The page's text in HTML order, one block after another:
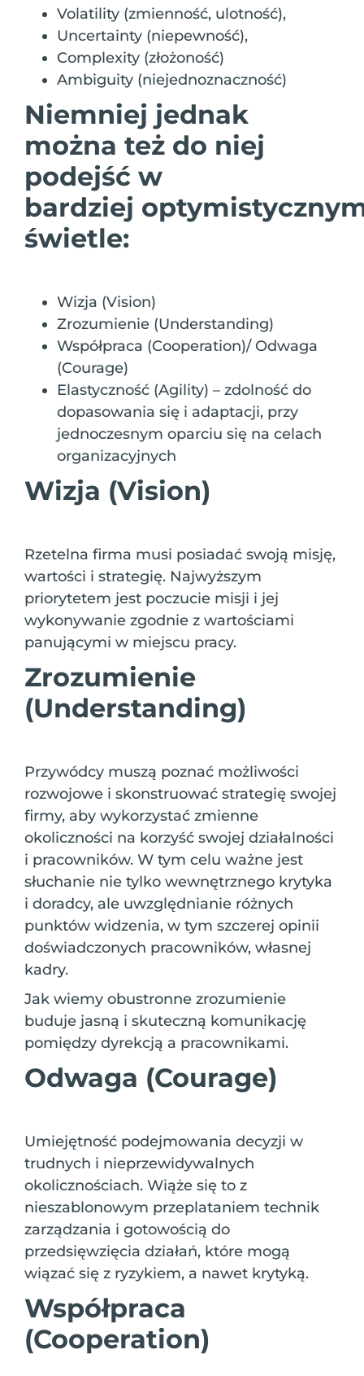
Volatility (zmienność, ulotność),
Uncertainty (niepewność),
Complexity (złożoność)
Ambiguity (niejednoznaczność)
Niemniej jednak
można też do niej
podejść w
bardziej
świetle:
Wizja (Vision)
Zrozumienie (Understanding)
Współpraca (Cooperation)/ Odwaga
(Courage)
Elastyczność (Agility) – zdolność do
dopasowania się i adaptacji, przy
jednoczesnym oparciu się na celach
organizacyjnych
Wizja (Vision)
Rzetelna firma musi posiadać swoją misję,
wartości i strategię. Najwyższym
priorytetem jest poczucie misji i jej
wykonywanie zgodnie z wartościami
panującymi w miejscu pracy.
Zrozumienie
(Understanding)
Przywódcy muszą poznać możliwości
rozwojowe i skonstruować strategię swojej
firmy, aby wykorzystać zmienne
okoliczności na korzyść swojej działalności
i pracowników. W tym celu ważne jest
słuchanie nie tylko wewnętrznego krytyka
i doradcy, ale uwzględnianie różnych
punktów widzenia, w tym szczerej opinii
doświadczonych pracowników, własnej
kadry.
Jak wiemy obustronne zrozumienie
buduje jasną i skuteczną komunikację
pomiędzy dyrekcją a pracownikami.
Odwaga (Courage)
Umiejętność podejmowania decyzji w
trudnych i nieprzewidywalnych
okolicznościach. Wiąże się to z
nieszablonowym przeplataniem technik
zarządzania i gotowością do
przedsięwzięcia działań, które mogą
wiązać się z ryzykiem, a nawet krytyką.
Współpraca
(Cooperation)